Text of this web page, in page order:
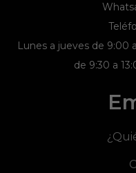
Lunes a jueves de 9:00
de 9:30 a